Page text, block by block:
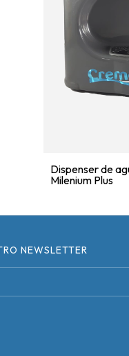
Dispenser de
Milenium Plus
NEWSLETTER